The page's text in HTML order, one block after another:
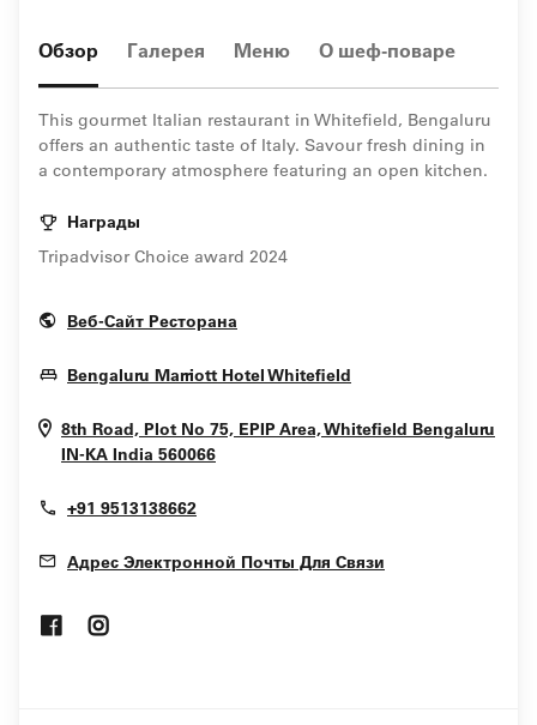
Обзор Галерея Меню О шеф-поваре
This gourmet Italian restaurant in Whitefield, Bengaluru​
offers an authentic taste of Italy. Savour fresh dining in
a contemporary atmosphere featuring an open kitchen.
Награды
Tripadvisor Choice award 2024
Веб-Сайт Ресторана
Bengaluru Marriott Hotel Whitefield
8th Road, Plot No 75, EPIP Area, Whitefield Bengaluru
IN-KA India 560066Opens In New Window
+91 9513138662
Адрес Электронной Почты Для Связи
Opens In New Window